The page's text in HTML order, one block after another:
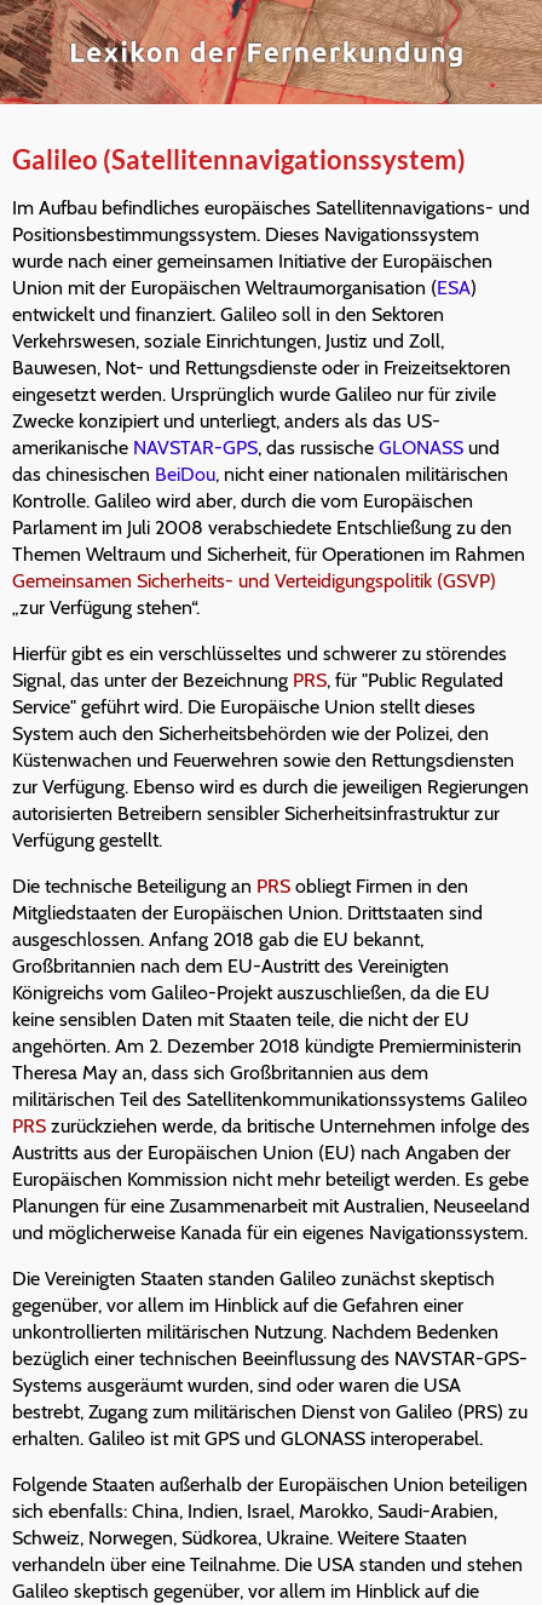
Galileo (Satellitennavigationssystem)
Im Aufbau befindliches europäisches Satellitennavigations- und
Positionsbestimmungssystem. Dieses Navigationssystem
wurde nach einer gemeinsamen Initiative der Europäischen
Union mit der Europäischen Weltraumorganisation (ESA)
entwickelt und finanziert. Galileo soll in den Sektoren
Verkehrswesen, soziale Einrichtungen, Justiz und Zoll,
Bauwesen, Not- und Rettungsdienste oder in Freizeitsektoren
eingesetzt werden. Ursprünglich wurde Galileo nur für zivile
Zwecke konzipiert und unterliegt, anders als das US-
amerikanische NAVSTAR-GPS, das russische GLONASS und
das chinesischen BeiDou, nicht einer nationalen militärischen
Kontrolle. Galileo wird aber, durch die vom Europäischen
Parlament im Juli 2008 verabschiedete Entschließung zu den
Themen Weltraum und Sicherheit, für Operationen im Rahmen
Gemeinsamen Sicherheits- und Verteidigungspolitik (GSVP)
„zur Verfügung stehen“.
Hierfür gibt es ein verschlüsseltes und schwerer zu störendes
Signal, das unter der Bezeichnung PRS, für "Public Regulated
Service" geführt wird. Die Europäische Union stellt dieses
System auch den Sicherheitsbehörden wie der Polizei, den
Küstenwachen und Feuerwehren sowie den Rettungsdiensten
zur Verfügung. Ebenso wird es durch die jeweiligen Regierungen
autorisierten Betreibern sensibler Sicherheitsinfrastruktur zur
Verfügung gestellt.
Die technische Beteiligung an PRS obliegt Firmen in den
Mitgliedstaaten der Europäischen Union. Drittstaaten sind
ausgeschlossen. Anfang 2018 gab die EU bekannt,
Großbritannien nach dem EU-Austritt des Vereinigten
Königreichs vom Galileo-Projekt auszuschließen, da die EU
keine sensiblen Daten mit Staaten teile, die nicht der EU
angehörten. Am 2. Dezember 2018 kündigte Premierministerin
Theresa May an, dass sich Großbritannien aus dem
militärischen Teil des Satellitenkommunikationssystems Galileo
PRS zurückziehen werde, da britische Unternehmen infolge des
Austritts aus der Europäischen Union (EU) nach Angaben der
Europäischen Kommission nicht mehr beteiligt werden. Es gebe
Planungen für eine Zusammenarbeit mit Australien, Neuseeland
und möglicherweise Kanada für ein eigenes Navigationssystem.
Die Vereinigten Staaten standen Galileo zunächst skeptisch
gegenüber, vor allem im Hinblick auf die Gefahren einer
unkontrollierten militärischen Nutzung. Nachdem Bedenken
bezüglich einer technischen Beeinflussung des NAVSTAR-GPS-
Systems ausgeräumt wurden, sind oder waren die USA
bestrebt, Zugang zum militärischen Dienst von Galileo (PRS) zu
erhalten. Galileo ist mit GPS und GLONASS interoperabel.
Folgende Staaten außerhalb der Europäischen Union beteiligen
sich ebenfalls: China, Indien, Israel, Marokko, Saudi-Arabien,
Schweiz, Norwegen, Südkorea, Ukraine. Weitere Staaten
verhandeln über eine Teilnahme. Die USA standen und stehen
Galileo skeptisch gegenüber, vor allem im Hinblick auf die